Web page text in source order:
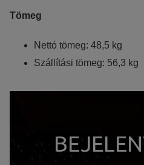
Tömeg
Nettó tömeg: 48,5 kg
Szállítási tömeg: 56,3 kg